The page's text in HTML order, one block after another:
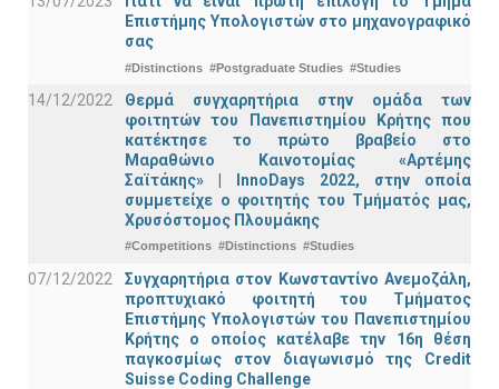
Επιστήμης Υπολογιστών στο μηχανογραφικό
σας
#Distinctions #Postgraduate Studies #Studies
14/12/2022
Θερμά συγχαρητήρια στην ομάδα των
φοιτητών του Πανεπιστημίου Κρήτης που
κατέκτησε το πρώτο βραβείο στο
Μαραθώνιο Καινοτομίας «Αρτέμης
Σαϊτάκης» | InnoDays 2022, στην οποία
συμμετείχε ο φοιτητής του Τμήματός μας,
Χρυσόστομος Πλουμάκης
#Competitions #Distinctions #Studies
07/12/2022
Συγχαρητήρια στον Κωνσταντίνο Ανεμοζάλη,
προπτυχιακό φοιτητή του Τμήματος
Επιστήμης Υπολογιστών του Πανεπιστημίου
Κρήτης ο οποίος κατέλαβε την 16η θέση
παγκοσμίως στον διαγωνισμό της Credit
Suisse Coding Challenge